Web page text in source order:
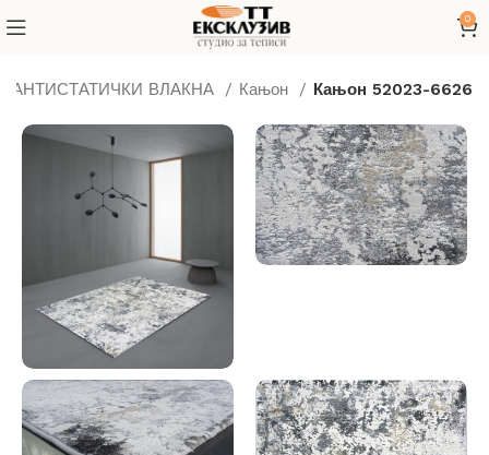
0
АНТИСТАТИЧКИ ВЛАКНА Кањон Кањон 52023-6626